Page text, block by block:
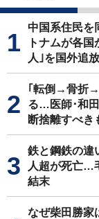
中国系住民
トナムが各
人｣を国外追
｢転倒→骨折→
る…医師･和
断捨離すべき
鉄と鋼鉄の違
人超が死亡…
結末
なぜ柴田勝家